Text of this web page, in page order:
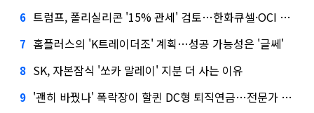
6 트럼프, 폴리실리콘 '15% 관세' 검토…한화큐셀·OCI 영향은?
7 홈플러스의 'K트레이더조' 계획…성공 가능성은 '글쎄'
8 SK, 자본잠식 '쏘카 말레이' 지분 더 사는 이유
9 '괜히 바꿨나' 폭락장이 할퀸 DC형 퇴직연금…전문가 조언은